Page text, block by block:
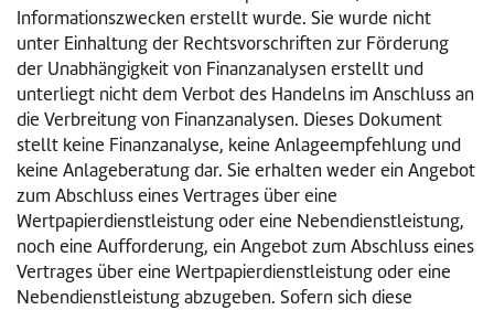
Informationszwecken erstellt wurde. Sie wurde nicht
unter Einhaltung der Rechtsvorschriften zur Förderung
der Unabhängigkeit von Finanzanalysen erstellt und
unterliegt nicht dem Verbot des Handelns im Anschluss an
die Verbreitung von Finanzanalysen. Dieses Dokument
stellt keine Finanzanalyse, keine Anlageempfehlung und
keine Anlageberatung dar. Sie erhalten weder ein Angebot
zum Abschluss eines Vertrages über eine
Wertpapierdienstleistung oder eine Nebendienstleistung,
noch eine Aufforderung, ein Angebot zum Abschluss eines
Vertrages über eine Wertpapierdienstleistung oder eine
Nebendienstleistung abzugeben. Sofern sich diese